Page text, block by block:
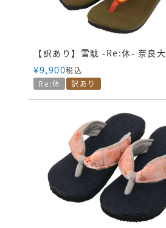
¥9,900税込
Re:休
訳あり